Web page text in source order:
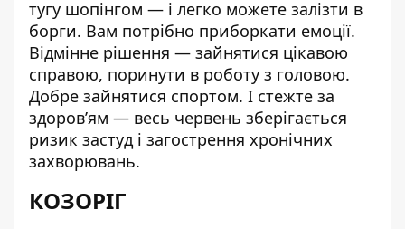
тугу шопінгом — і легко можете залізти в
борги. Вам потрібно приборкати емоції.
Відмінне рішення — зайнятися цікавою
справою, поринути в роботу з головою.
Добре зайнятися спортом. І стежте за
здоров’ям — весь червень зберігається
ризик застуд і загострення хронічних
захворювань.
КОЗОРІГ